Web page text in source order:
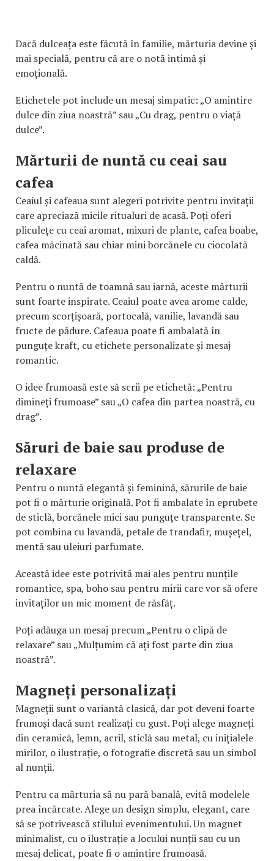
Dacă dulceața este făcută în familie, mărturia devine și
mai specială, pentru că are o notă intimă și
emoțională.
Etichetele pot include un mesaj simpatic: „O amintire
dulce din ziua noastră” sau „Cu drag, pentru o viață
dulce”.
Mărturii de nuntă cu ceai sau
cafea
Ceaiul și cafeaua sunt alegeri potrivite pentru invitații
care apreciază micile ritualuri de acasă. Poți oferi
pliculețe cu ceai aromat, mixuri de plante, cafea boabe,
cafea măcinată sau chiar mini borcănele cu ciocolată
caldă.
Pentru o nuntă de toamnă sau iarnă, aceste mărturii
sunt foarte inspirate. Ceaiul poate avea arome calde,
precum scorțișoară, portocală, vanilie, lavandă sau
fructe de pădure. Cafeaua poate fi ambalată în
punguțe kraft, cu etichete personalizate și mesaj
romantic.
O idee frumoasă este să scrii pe etichetă: „Pentru
dimineți frumoase” sau „O cafea din partea noastră, cu
drag”.
Săruri de baie sau produse de
relaxare
Pentru o nuntă elegantă și feminină, sărurile de baie
pot fi o mărturie originală. Pot fi ambalate în eprubete
de sticlă, borcănele mici sau punguțe transparente. Se
pot combina cu lavandă, petale de trandafir, mușețel,
mentă sau uleiuri parfumate.
Această idee este potrivită mai ales pentru nunțile
romantice, spa, boho sau pentru mirii care vor să ofere
invitaților un mic moment de răsfăț.
Poți adăuga un mesaj precum „Pentru o clipă de
relaxare” sau „Mulțumim că ați fost parte din ziua
noastră”.
Magneți personalizați
Magneții sunt o variantă clasică, dar pot deveni foarte
frumoși dacă sunt realizați cu gust. Poți alege magneți
din ceramică, lemn, acril, sticlă sau metal, cu inițialele
mirilor, o ilustrație, o fotografie discretă sau un simbol
al nunții.
Pentru ca mărturia să nu pară banală, evită modelele
prea încărcate. Alege un design simplu, elegant, care
să se potrivească stilului evenimentului. Un magnet
minimalist, cu o ilustrație a locului nunții sau cu un
mesaj delicat, poate fi o amintire frumoasă.